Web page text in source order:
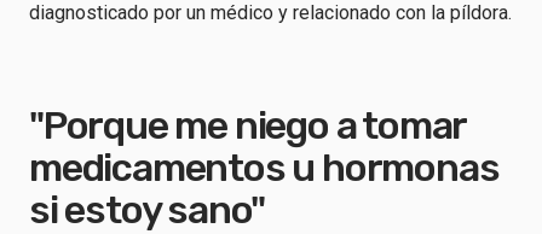
diagnosticado por un médico y relacionado con la píldora.
"Porque me niego a tomar
medicamentos u hormonas
si estoy sano"